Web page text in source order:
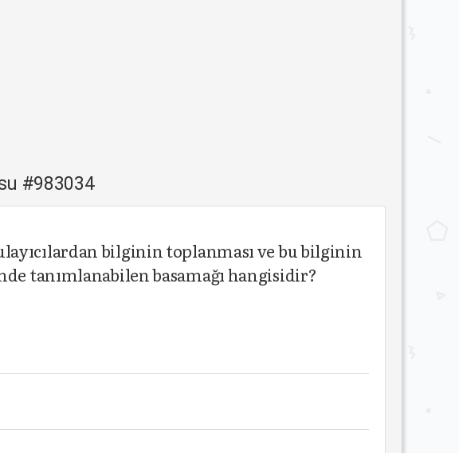
#983034
bilginin toplanması ve bu bilginin
tanımlanabilen basamağı hangisidir?